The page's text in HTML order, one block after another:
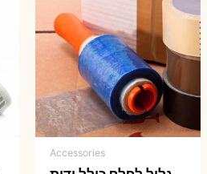
Accessories